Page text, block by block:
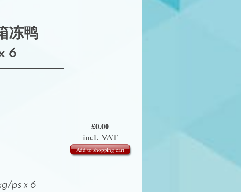
£0.00
incl. VAT
Add to shopping cart
冻鸭
6
ps x 6